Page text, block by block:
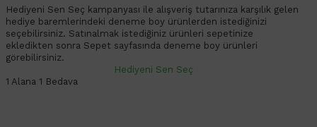
Hediyeni Sen Seç kampanyası ile alışveriş tutarınıza karşılık gelen
hediye baremlerindeki deneme boy ürünlerden istediğinizi
seçebilirsiniz. Satınalmak istediğiniz ürünleri sepetinize
ekledikten sonra Sepet sayfasında deneme boy ürünleri
görebilirsiniz.
Hediyeni Sen Seç
1 Alana 1 Bedava